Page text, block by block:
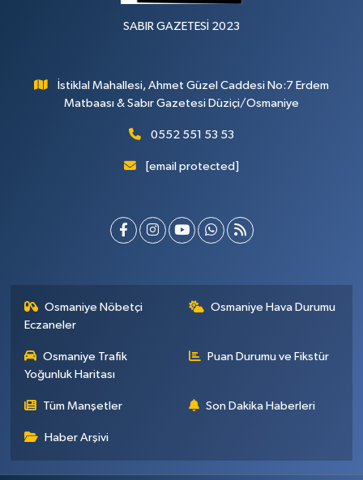
SABIR GAZETESİ 2023
İstiklal Mahallesi, Ahmet Güzel Caddesi No:7 Erdem
Matbaası & Sabır Gazetesi Düziçi/Osmaniye
0552 551 53 53
[email protected]
Osmaniye Nöbetçi
Eczaneler
Osmaniye Hava Durumu
Osmaniye Trafik
Yoğunluk Haritası
Puan Durumu ve Fikstür
Tüm Manşetler Son Dakika Haberleri
Haber Arşivi